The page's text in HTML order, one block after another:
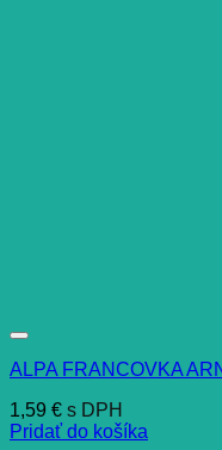
ALPA FRANCOVKA
1,59 € s DPH
Pridať do košíka